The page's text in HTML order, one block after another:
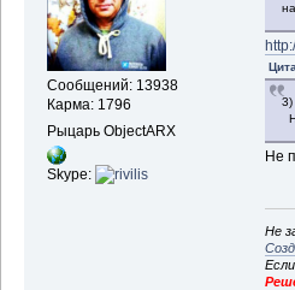
Сообщений: 13938
Карма: 1796
Рыцарь ObjectARX
Skype:
3)
Не
Не